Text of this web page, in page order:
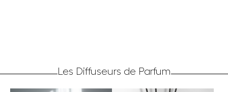
Les Diffuseurs de Parfum